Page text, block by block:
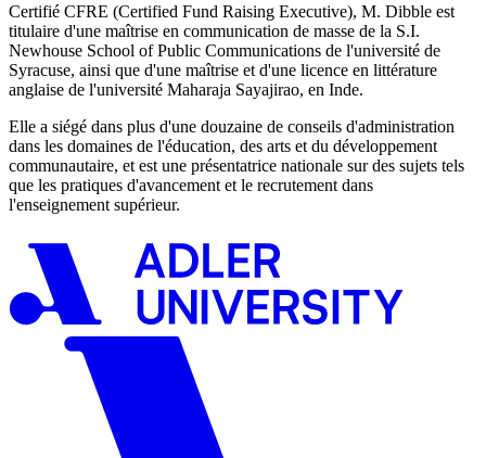
Certifié CFRE (Certified Fund Raising Executive), M. Dibble est
titulaire d'une maîtrise en communication de masse de la S.I.
Newhouse School of Public Communications de l'université de
Syracuse, ainsi que d'une maîtrise et d'une licence en littérature
anglaise de l'université Maharaja Sayajirao, en Inde.
Elle a siégé dans plus d'une douzaine de conseils d'administration
dans les domaines de l'éducation, des arts et du développement
communautaire, et est une présentatrice nationale sur des sujets tels
que les pratiques d'avancement et le recrutement dans
l'enseignement supérieur.